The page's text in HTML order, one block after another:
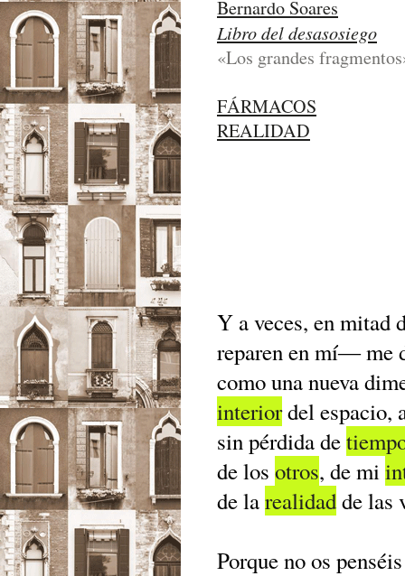
Bernardo Soares
Libro del desasosiego
«Los grandes
FÁRMACOS
REALIDAD
Y a veces, en mitad
reparen en mí― me
como una nueva
interiordel espacio,
sin pérdida de
de los otros, de mi
de larealidadde las
Porque no os